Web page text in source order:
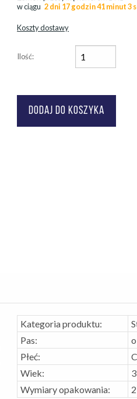
w ciągu 2 dni 17 godzin 41 minut 1
Koszty dostawy
Ilość:
Kategoria produktu:
Pas:
Płeć:
Wiek:
Wymiary opakowania: